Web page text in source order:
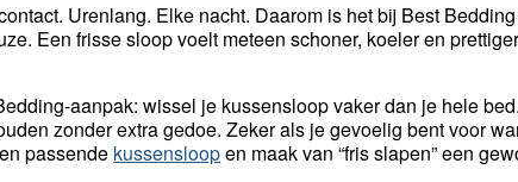
Urenlang. Elke nacht. Daarom is het bij Best
Een frisse sloop voelt meteen schoner, koeler en
aanpak: wissel je kussensloop vaker dan je hele
zonder extra gedoe. Zeker als je gevoelig bent voor
passende kussensloopen maak van “fris slapen” een